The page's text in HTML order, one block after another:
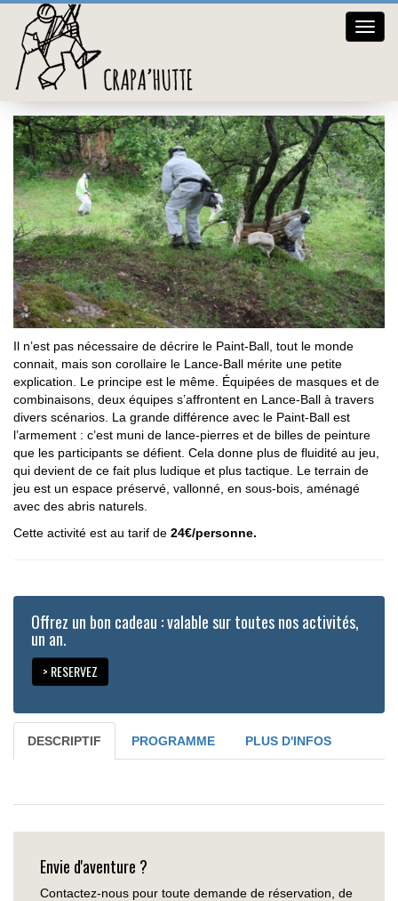
Crapa
hutte
Lance-Ball
Il n’est pas nécessaire de décrire le Paint-Ball, tout le monde
connait, mais son corollaire le Lance-Ball mérite une petite
explication. Le principe est le même. Équipées de masques et de
combinaisons, deux équipes s’affrontent en Lance-Ball à travers
divers scénarios. La grande différence avec le Paint-Ball est
l’armement : c’est muni de lance-pierres et de billes de peinture
que les participants se défient. Cela donne plus de fluidité au jeu,
qui devient de ce fait plus ludique et plus tactique. Le terrain de
jeu est un espace préservé, vallonné, en sous-bois, aménagé
avec des abris naturels.
Cette activité est au tarif de 24€/personne.
Offrez un bon cadeau : valable sur toutes nos activités,
un an.
> RESERVEZ
DESCRIPTIF PROGRAMME PLUS D'INFOS
Envie d'aventure ?
Contactez-nous pour toute demande de réservation, de